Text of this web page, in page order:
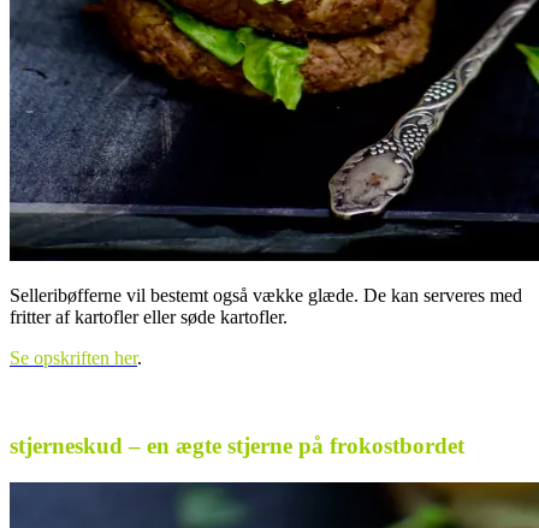
Selleribøfferne vil bestemt også vække glæde. De kan serveres med
fritter af kartofler eller søde kartofler.
Se opskriften her.
stjerneskud – en ægte stjerne på frokostbordet